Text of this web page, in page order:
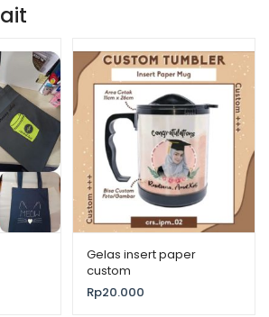
Gelas insert paper
custom
Rp20.000